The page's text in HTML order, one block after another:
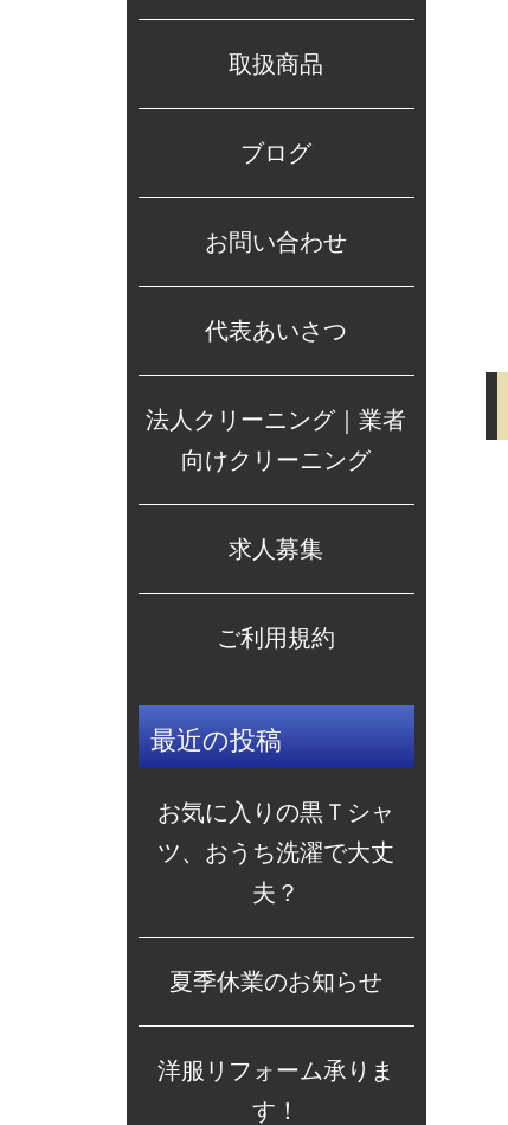
取扱商品
ブログ
お問い合わせ
代表あいさつ
法人クリーニング｜業者
向けクリーニング
求人募集
ご利用規約
最近の投稿
お気に入りの黒Ｔシャ
ツ、おうち洗濯で大丈
夫？
夏季休業のお知らせ
洋服リフォーム承りま
す！